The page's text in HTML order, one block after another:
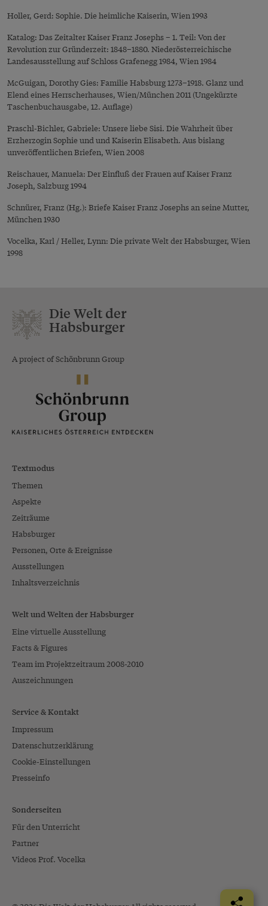
Holler, Gerd: Sophie. Die heimliche Kaiserin, Wien 1993
Katalog: Das Zeitalter Kaiser Franz Josephs – 1. Teil: Von der
Revolution zur Gründerzeit: 1848–1880. Niederösterreichische
Landesausstellung auf Schloss Grafenegg 1984, Wien 1984
McGuigan, Dorothy Gies: Familie Habsburg 1273–1918. Glanz und
Elend eines Herrscherhauses, Wien/München 2011 (Ungekürzte
Taschenbuchausgabe, 12. Auflage)
Praschl-Bichler, Gabriele: Unsere liebe Sisi. Die Wahrheit über
Erzherzogin Sophie und und Kaiserin Elisabeth. Aus bislang
unveröffentlichen Briefen, Wien 2008
Reischauer, Manuela: Der Einfluß der Frauen auf Kaiser Franz
Joseph, Salzburg 1994
Schnürer, Franz (Hg.): Briefe Kaiser Franz Josephs an seine Mutter,
München 1930
Vocelka, Karl / Heller, Lynn: Die private Welt der Habsburger, Wien
1998
Die Welt der
Habsburger
A project of Schönbrunn Group
Textmodus
Themen
Aspekte
Zeiträume
Habsburger
Personen, Orte & Ereignisse
Ausstellungen
Inhaltsverzeichnis
Welt und Welten der Habsburger
Eine virtuelle Ausstellung
Facts & Figures
Team im Projektzeitraum 2008-2010
Auszeichnungen
Service & Kontakt
Impressum
Datenschutzerklärung
Cookie-Einstellungen
Presseinfo
Sonderseiten
Für den Unterricht
Partner
Videos Prof. Vocelka